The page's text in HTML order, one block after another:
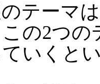
テーマ
の2つの
いくと